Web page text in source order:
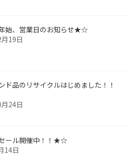
始、営業日のお知らせ★☆
19日
品のリサイクルはじめました！！
24日
ール開催中！！★☆
14日